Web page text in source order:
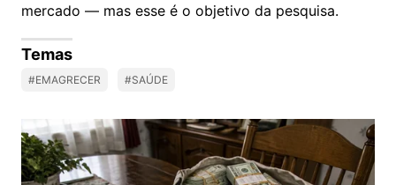
mercado — mas esse é o objetivo da pesquisa.
Temas
#EMAGRECER #SAÚDE